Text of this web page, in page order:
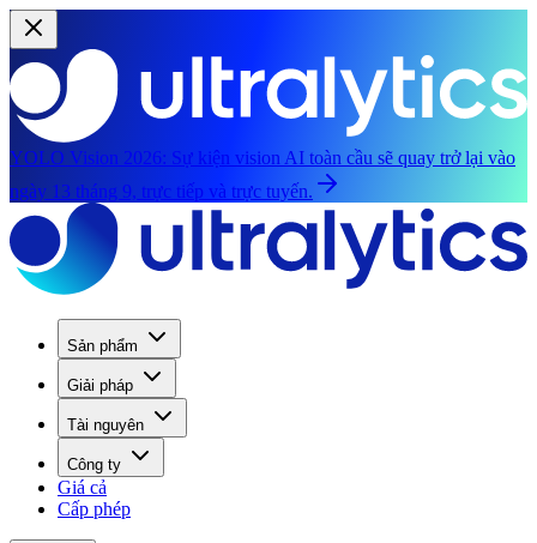
YOLO Vision 2026: Sự kiện vision AI toàn cầu sẽ quay trở lại vào
ngày 13 tháng 9, trực tiếp và trực tuyến.
Sản phẩm
Giải pháp
Tài nguyên
Công ty
Giá cả
Cấp phép